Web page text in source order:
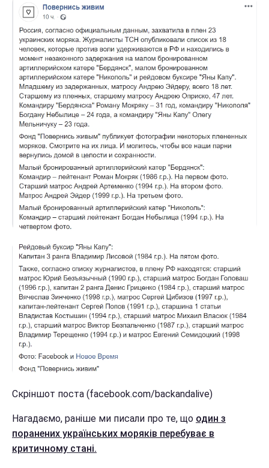
Скріншот поста (facebook.com/backandalive)
Нагадаємо, раніше ми писали про те, що один з
поранених українських моряків перебуває в
критичному стані.